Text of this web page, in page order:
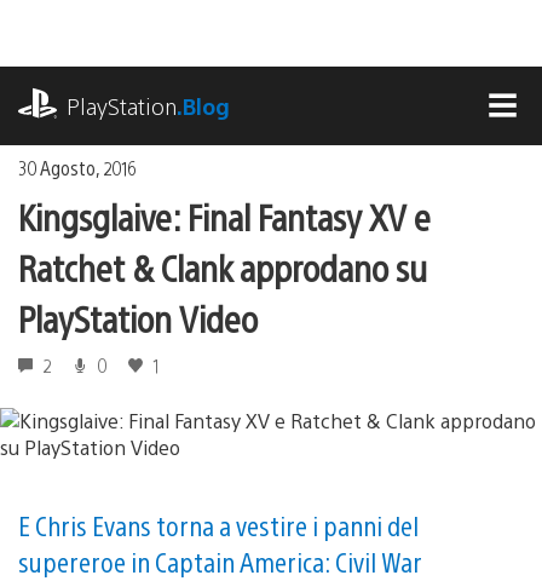
contenuto
PlayStation.Blog
30 Agosto, 2016
Kingsglaive: Final Fantasy XV e
Ratchet & Clank approdano su
PlayStation Video
2 0 1
E Chris Evans torna a vestire i panni del
supereroe in Captain America: Civil War